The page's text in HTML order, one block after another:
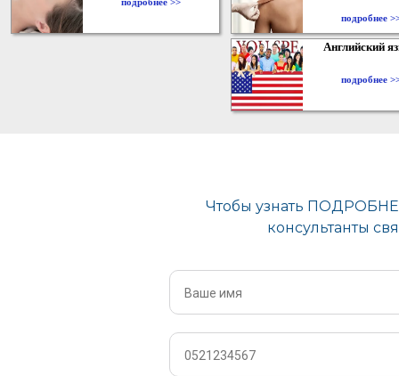
подробнее
Английский
подробнее